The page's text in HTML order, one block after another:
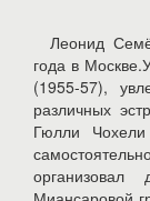
Леонид
года в
(1955-57),
различных
Гюлли